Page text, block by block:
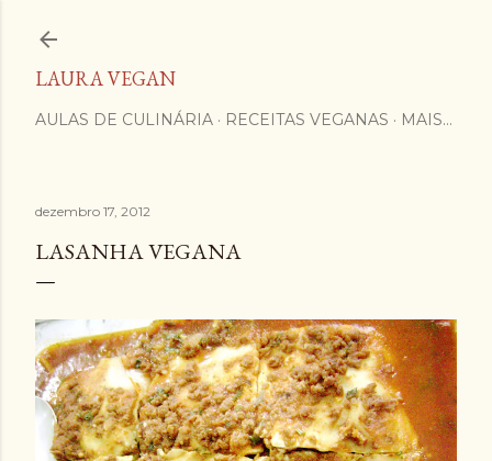
LAURA VEGAN
AULAS DE CULINÁRIA RECEITAS VEGANAS MAIS…
dezembro 17, 2012
LASANHA VEGANA